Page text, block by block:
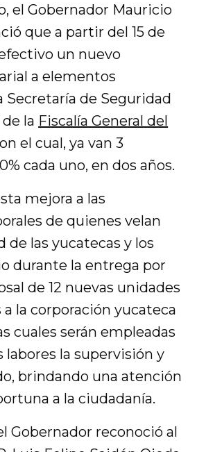
el Gobernador Mauricio
que a partir del 15 de
un nuevo
a elementos
Secretaría de Seguridad
la Fiscalía General del
el cual, ya van 3
cada uno, en dos años.
mejora a las
de quienes velan
de las yucatecas y los
durante la entrega por
de 12 nuevas unidades
la corporación yucateca
cuales serán empleadas
labores la supervisión y
brindando una atención
a la ciudadanía.
Gobernador reconoció al